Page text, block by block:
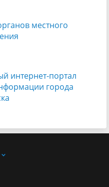
местного
интернет-портал
города